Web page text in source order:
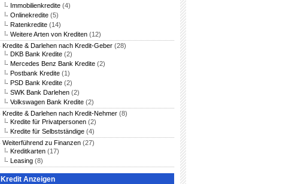
Immobilienkredite (4)
Onlinekredite (5)
Ratenkredite (14)
Weitere Arten von Krediten (12)
Kredite & Darlehen nach Kredit-Geber (28)
DKB Bank Kredite (2)
Mercedes Benz Bank Kredite (2)
Postbank Kredite (1)
PSD Bank Kredite (2)
SWK Bank Darlehen (2)
Volkswagen Bank Kredite (2)
Kredite & Darlehen nach Kredit-Nehmer (8)
Kredite für Privatpersonen (2)
Kredite für Selbstständige (4)
Weiterführend zu Finanzen (27)
Kreditkarten (17)
Leasing (8)
Kredit Anzeigen